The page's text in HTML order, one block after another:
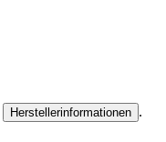
Herstellerinformationen .